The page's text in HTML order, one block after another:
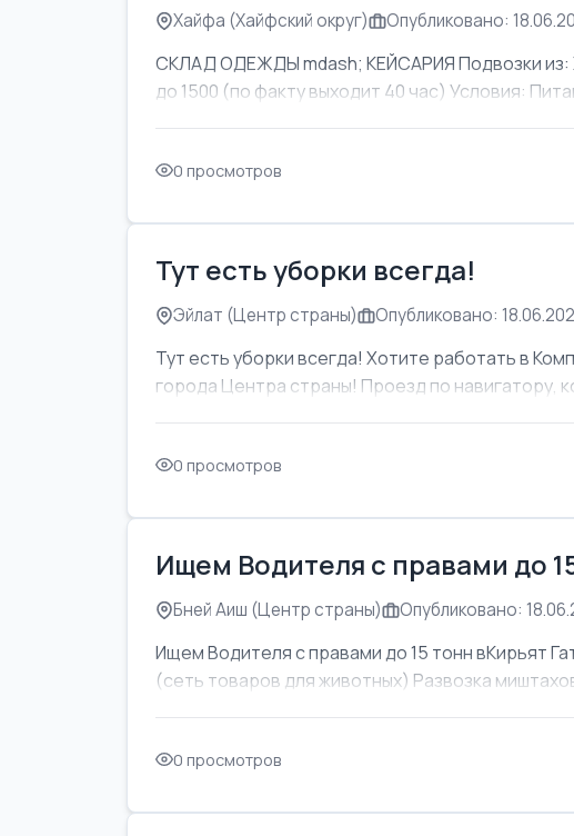
Хайфа (Хайфский округ) Опубликовано:
СКЛАД ОДЕЖДЫ mdash; КЕЙСАРИЯ Подвозки из:
до 1500 (по факту выходит 40 час) Условия:
0 просмотров
Тут есть уборки всегда!
Эйлат (Центр страны) Опубликовано:
Тут есть уборки всегда! Хотите работать в
города Центра страны! Проезд по навигатору,
0 просмотров
Ищем Водителя с правами до
Бней Аиш (Центр страны) Опубликовано:
Ищем Водителя с правами до 15 тонн вКирьят
(сеть товаров для животных) Развозка
0 просмотров